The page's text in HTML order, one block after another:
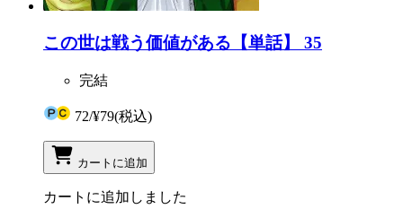
この世は戦う価値がある【単話】 35
完結
72/¥79(税込)
カートに追加
カートに追加しました